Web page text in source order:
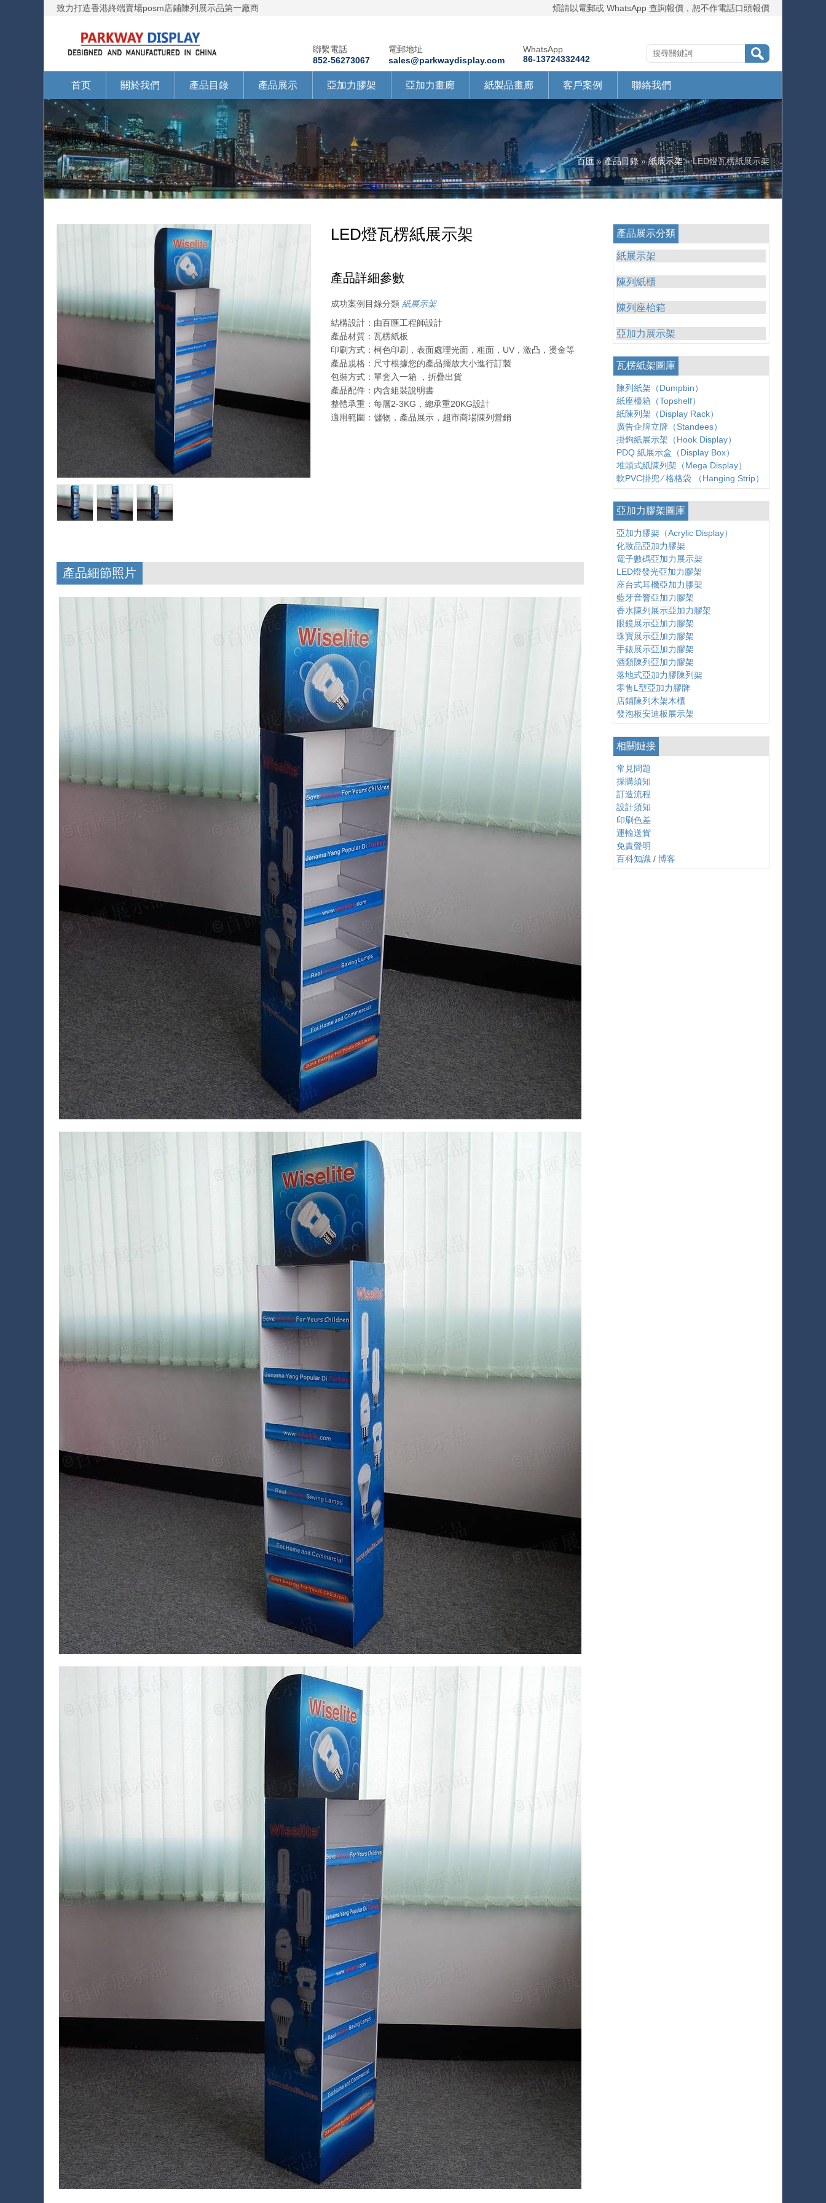
致力打造香港終端賣場posm店鋪陳列展示品第一廠商 煩請以電郵或 WhatsApp 查詢報價，恕不作電話口頭報價
聯繫電話
852-56273067
電郵地址
sales@parkwaydisplay.com
WhatsApp
86-13724332442
首页 關於我們 產品目錄 產品展示 亞加力膠架 亞加力畫廊 紙製品畫廊 客戶案例 聯絡我們
紙展示架
百匯»產品目錄»紙展示架» LED燈瓦楞紙展示架
LED燈瓦楞紙展示架
產品詳細參數
成功案例目錄分類 紙展示架
結構設計：由百匯工程師設計
產品材質：瓦楞紙板
印刷方式：柯色印刷，表面處理光面，粗面，UV，激凸，燙金等
產品規格：尺寸根據您的產品擺放大小進行訂製
包裝方式：單套入一箱 ，折疊出貨
產品配件：內含組裝說明書
整體承重：每層2-3KG，總承重20KG設計
適用範圍：儲物，產品展示，超市商場陳列營銷
產品細節照片
產品展示分類
紙展示架
陳列紙櫃
陳列座枱箱
亞加力展示架
瓦楞紙架圖庫
陳列紙架（Dumpbin）
紙座檯箱（Topshelf）
紙陳列架（Display Rack）
廣告企牌立牌（Standees）
掛鉤紙展示架（Hook Display）
PDQ 紙展示盒（Display Box）
堆頭式紙陳列架（Mega Display）
軟PVC掛兜 ∕ 格格袋 （Hanging Strip）
亞加力膠架圖庫
亞加力膠架（Acrylic Display）
化妝品亞加力膠架
電子數碼亞加力展示架
LED燈發光亞加力膠架
座台式耳機亞加力膠架
藍牙音響亞加力膠架
香水陳列展示亞加力膠架
眼鏡展示亞加力膠架
珠寶展示亞加力膠架
手錶展示亞加力膠架
酒類陳列亞加力膠架
落地式亞加力膠陳列架
零售L型亞加力膠牌
店鋪陳列木架木櫃
發泡板安迪板展示架
相關鏈接
常見問題
採購須知
訂造流程
設計須知
印刷色差
運輸送貨
免責聲明
百科知識/ 博客